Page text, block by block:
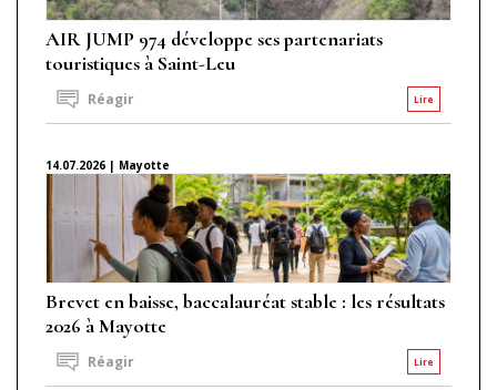
AIR JUMP 974 développe ses partenariats
touristiques à Saint-Leu
Lire
Réagir
14.07.2026 | Mayotte
Brevet en baisse, baccalauréat stable : les résultats
2026 à Mayotte
Lire
Réagir